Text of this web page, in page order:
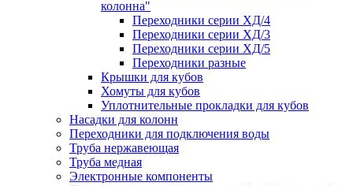
колонна"
Переходники серии ХД/4
Переходники серии ХД/3
Переходники серии ХД/5
Переходники разные
Крышки для кубов
Хомуты для кубов
Уплотнительные прокладки для кубов
Насадки для колонн
Переходники для подключения воды
Труба нержавеющая
Труба медная
Электронные компоненты